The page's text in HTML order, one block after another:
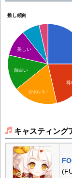
推し傾向
尊
美しい
面白い
かわいい
キャスティング